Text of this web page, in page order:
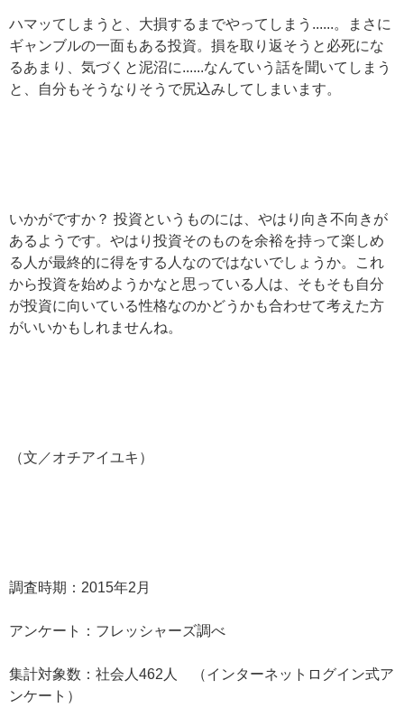
ハマッてしまうと、大損するまでやってしまう......。まさに
ギャンブルの一面もある投資。損を取り返そうと必死にな
るあまり、気づくと泥沼に......なんていう話を聞いてしまう
と、自分もそうなりそうで尻込みしてしまいます。
いかがですか？ 投資というものには、やはり向き不向きが
あるようです。やはり投資そのものを余裕を持って楽しめ
る人が最終的に得をする人なのではないでしょうか。これ
から投資を始めようかなと思っている人は、そもそも自分
が投資に向いている性格なのかどうかも合わせて考えた方
がいいかもしれませんね。
（文／オチアイユキ）
調査時期：2015年2月
アンケート：フレッシャーズ調べ
集計対象数：社会人462人 （インターネットログイン式ア
ンケート）